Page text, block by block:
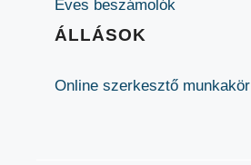
Éves beszámolók
ÁLLÁSOK
Online szerkesztő munkakör